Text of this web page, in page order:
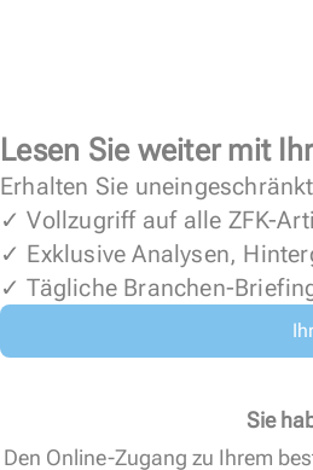
Lesen Sie weiter mit
Erhalten Sie
✓ Vollzugriff auf alle ZFK-
✓ Exklusive Analysen,
✓ Tägliche Branchen-
Sie
Den Online-Zugang zu Ihrem